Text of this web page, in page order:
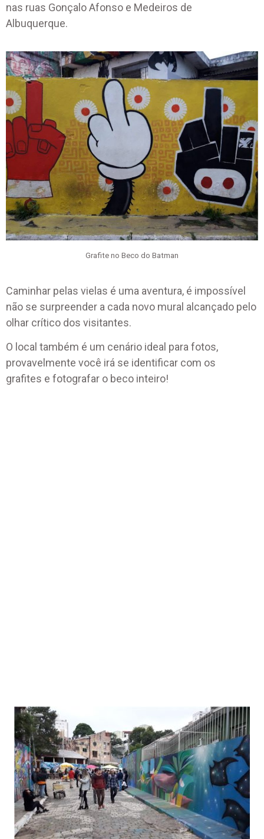
nas ruas Gonçalo Afonso e Medeiros de
Albuquerque.
Grafite no Beco do Batman
Caminhar pelas vielas é uma aventura, é impossível
não se surpreender a cada novo mural alcançado pelo
olhar crítico dos visitantes.
O local também é um cenário ideal para fotos,
provavelmente você irá se identificar com os
grafites e fotografar o beco inteiro!